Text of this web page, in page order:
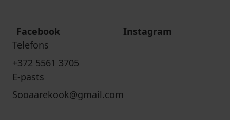
Facebook
Instagram
Telefons
+372 5561 3705
E-pasts
Sooaarekook@gmail.com